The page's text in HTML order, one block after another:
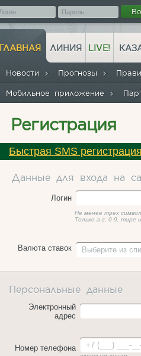
ГЛАВНАЯ
Новости Прогнозы
Мобильное приложение
ЛИНИЯ LIVE!
Регистрация
Быстрая SMS
Данные для входа на
Логин
Не менее трех
Только a-z, 0-9, тире
Валюта ставок Выберите из
Персональные данные
Электронный
адрес
Номер телефона